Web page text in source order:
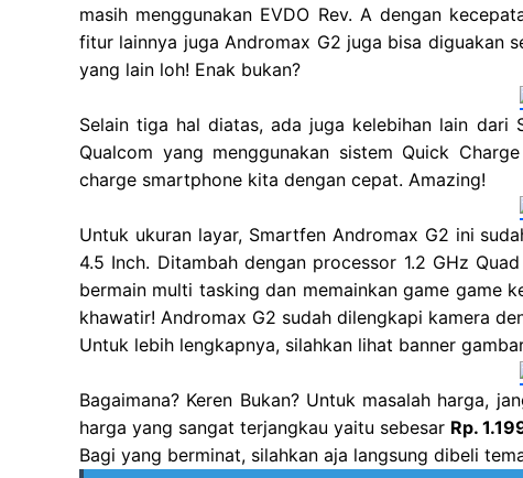
masih menggunakan EVDO Rev. A dengan
fitur lainnya juga Andromax G2 juga bisa diguakan
yang lain loh! Enak bukan?
Selain tiga hal diatas, ada juga kelebihan lain dari
Qualcom yang menggunakan sistem Quick
charge smartphone kita dengan cepat. Amazing!
Untuk ukuran layar, Smartfen Andromax G2 ini
4.5 Inch. Ditambah dengan processor 1.2 GHz
bermain multi tasking dan memainkan game game
khawatir! Andromax G2 sudah dilengkapi kamera
Untuk lebih lengkapnya, silahkan lihat banner
Bagaimana? Keren Bukan? Untuk masalah harga,
harga yang sangat terjangkau yaitu sebesar Rp.
Bagi yang berminat, silahkan aja langsung dibeli